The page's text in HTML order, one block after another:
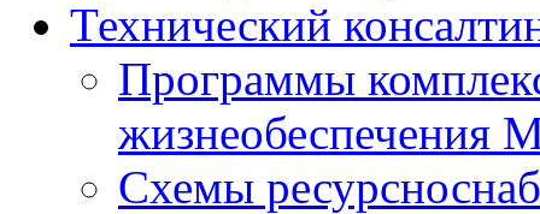
Технический
Программы
жизнеобеспечения
Схемы